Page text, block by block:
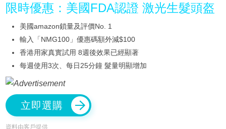
限時優惠：美國FDA認證 激光生髮頭盔
美國amazon鎖量及評價No. 1
輸入「NMG100」優惠碼額外減$100
香港用家真實試用 8週後效果已經顯著
每週使用3次、每日25分鐘 髮量明顯增加
立即選購
資料由客戶提供